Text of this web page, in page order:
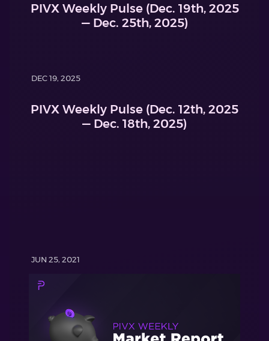
PIVX Weekly Pulse (Dec. 19th, 2025
— Dec. 25th, 2025)
DEC 19, 2025
PIVX Weekly Pulse (Dec. 12th, 2025
— Dec. 18th, 2025)
JUN 25, 2021